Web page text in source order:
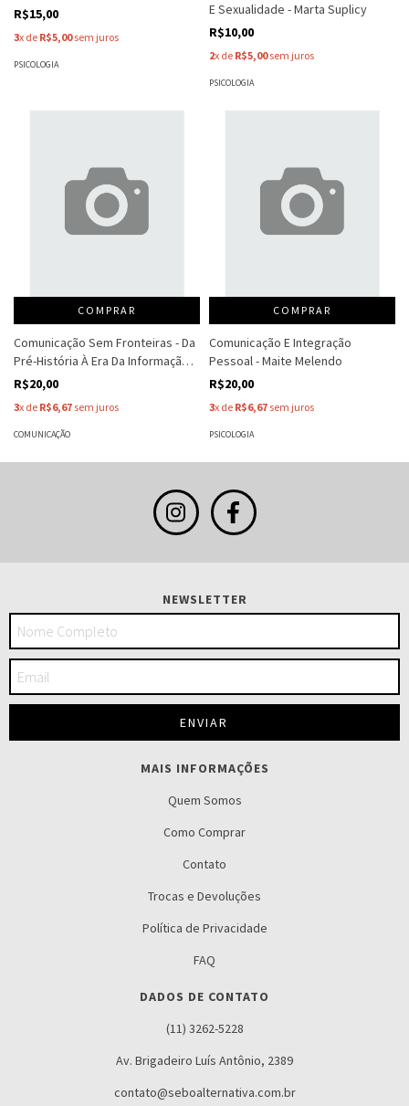
R$15,00
3x de R$5,00sem juros
PSICOLOGIA
E Sexualidade - Marta Suplicy
R$10,00
2x de R$5,00sem juros
PSICOLOGIA
COMPRAR
Comunicação Sem Fronteiras - Da
Pré-História À Era Da Informação -
José Carlos Figueiredo - Vera
R$20,00
3x de R$6,67 sem juros
COMUNICAÇÃO
COMPRAR
Comunicação E Integração
Pessoal - Maite Melendo
R$20,00
3x de R$6,67 sem juros
PSICOLOGIA
NEWSLETTER
MAIS INFORMAÇÕES
Quem Somos
Como Comprar
Contato
Trocas e Devoluções
Política de Privacidade
FAQ
DADOS DE CONTATO
(11) 3262-5228
Av. Brigadeiro Luís Antônio, 2389
contato@seboalternativa.com.br